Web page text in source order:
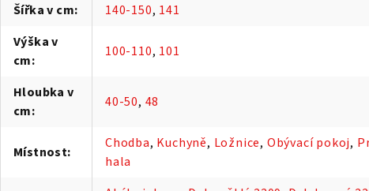
Šířka v cm: 140-150, 141
Výška v
cm:
100-110, 101
Hloubka v
cm:
40-50, 48
Místnost:
Chodba, Kuchyně, Ložnice, Obývací pokoj,
hala